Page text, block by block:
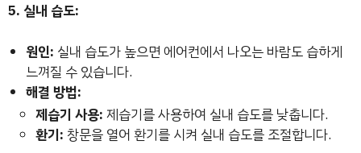
5. 실내 습도:
원인: 실내 습도가 높으면 에어컨에서 나오는 바람도 습하게
느껴질 수 있습니다.
해결 방법:
제습기 사용: 제습기를 사용하여 실내 습도를 낮춥니다.
환기: 창문을 열어 환기를 시켜 실내 습도를 조절합니다.